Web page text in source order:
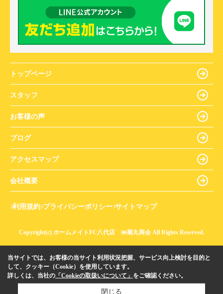
トップページ
スタッフ
お客様の声
ブログ
アクセスマップ
会社概要
利用規約 プライバシーポリシー サイトマップ
Copyright(c) ホームメイトFC八代店 ㈱菊丸商会 All Rights Reserved.
当サイトでは、お客様の当サイト利用状況把握、サービス向上検討を目的と
して、クッキー（Cookie）を使用しています。
詳しくは、当社の 「Cookieの取扱いについて」 をご確認ください。
閉じる